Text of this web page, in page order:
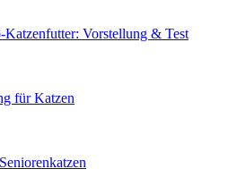
Katzenfutter: Vorstellung & Test
für Katzen